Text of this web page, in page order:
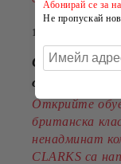
14 Юли 2026
CLARKS -
от
Открийте
британска
ненадминат
CLARKS са
Абонирай се за
Не пропускай